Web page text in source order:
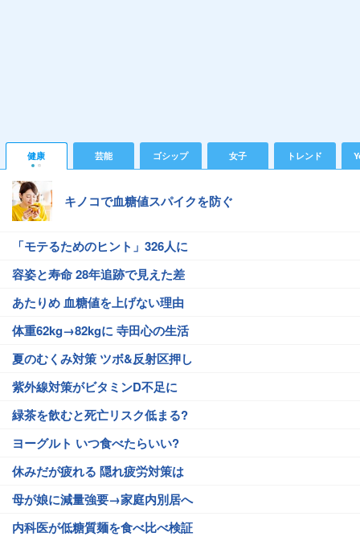
健康 芸能 ゴシップ 女子 トレンド
キノコで血糖値スパイクを防ぐ
「モテるためのヒント」326人に
容姿と寿命 28年追跡で見えた差
あたりめ 血糖値を上げない理由
体重62kg→82kgに 寺田心の生活
夏のむくみ対策 ツボ&反射区押し
紫外線対策がビタミンD不足に
緑茶を飲むと死亡リスク低まる?
ヨーグルト いつ食べたらいい?
休みだが疲れる 隠れ疲労対策は
母が娘に減量強要→家庭内別居へ
内科医が低糖質麺を食べ比べ検証